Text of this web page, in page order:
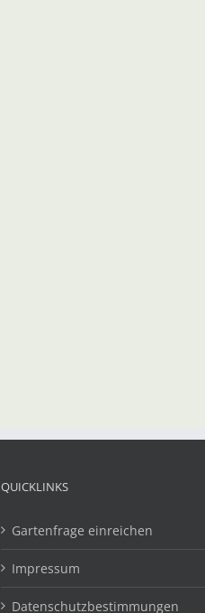
QUICKLINKS
Gartenfrage einreichen
Impressum
Datenschutzbestimmungen